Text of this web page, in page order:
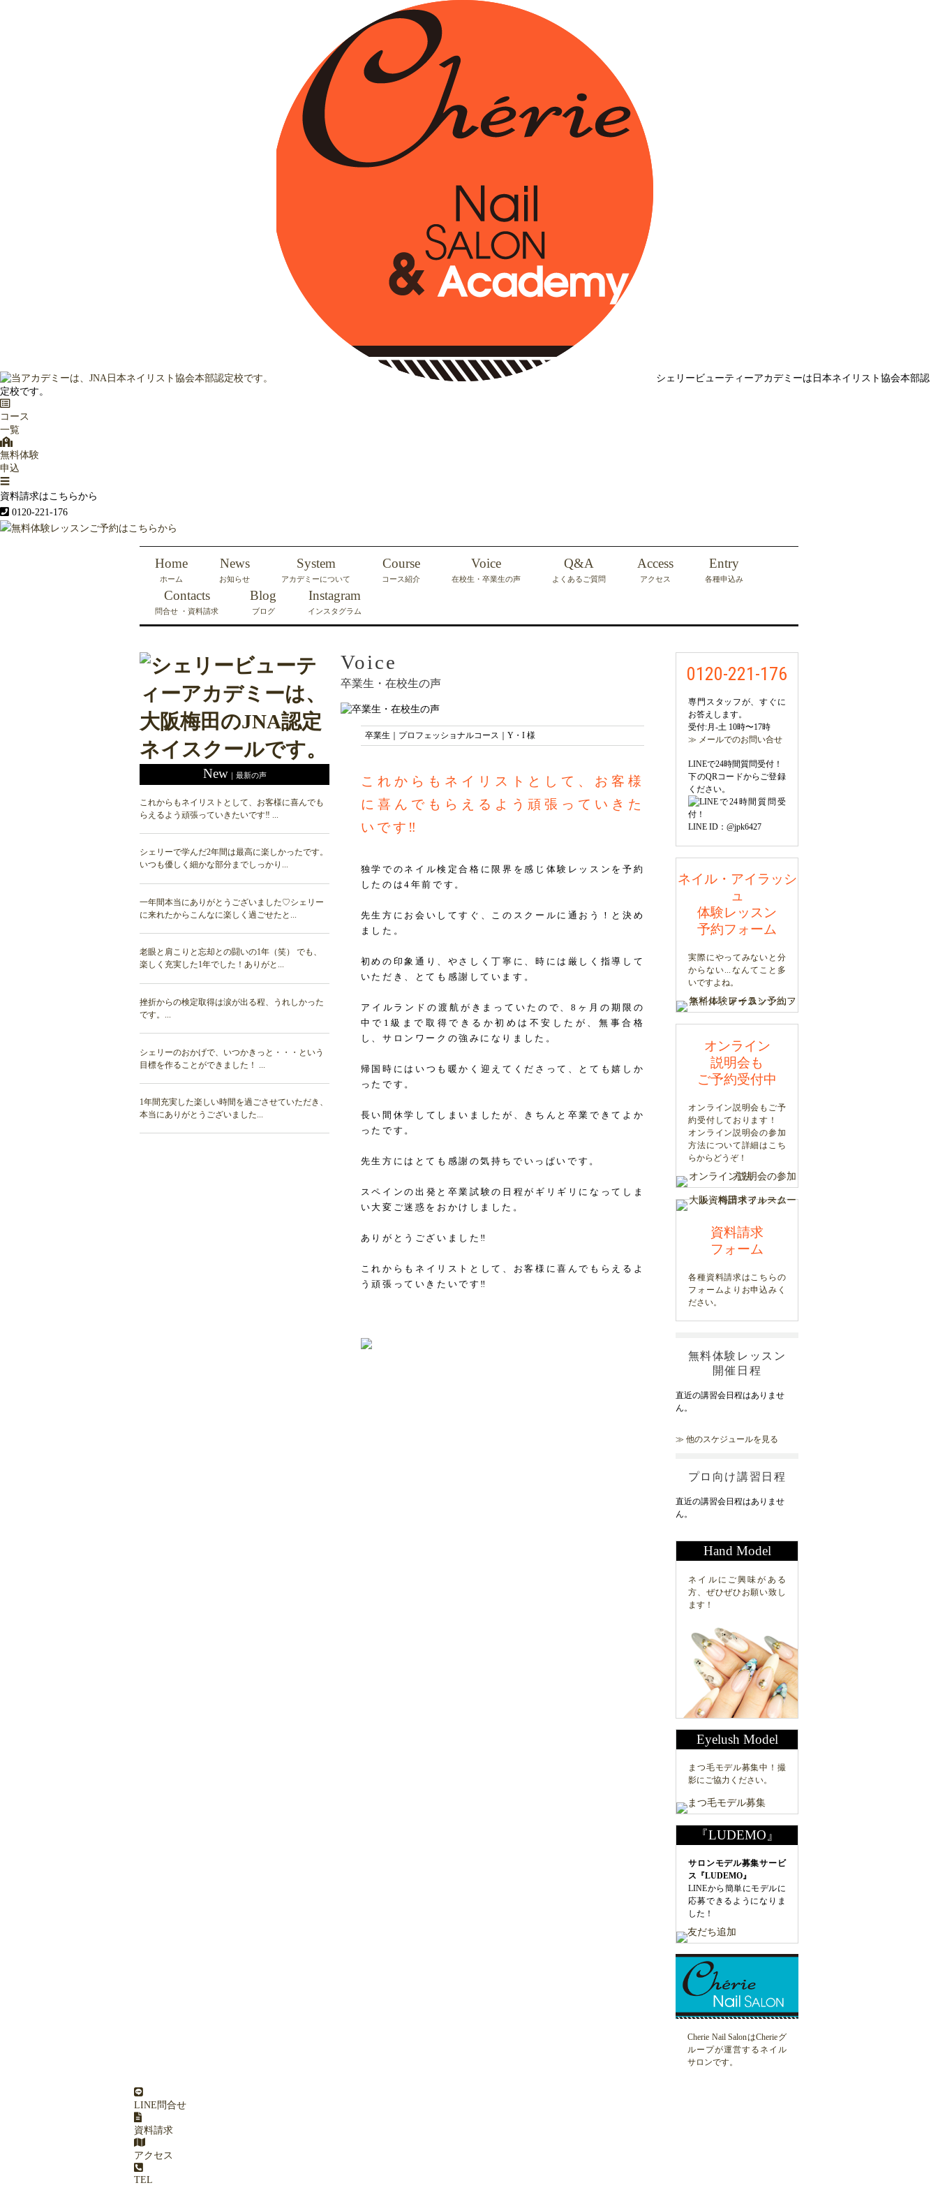
シェリービューティーアカデミーは日本ネイリスト協会本部認
定校です。
コース
一覧
無料体験
申込
☰
資料請求はこちらから
0120-221-176
Home
ホーム
News
お知らせ
System
アカデミーについて
Course
コース紹介
Voice
在校生・卒業生の声
Q&A
よくあるご質問
Access
アクセス
Entry
各種申込み
Contacts
問合せ ・資料請求
Blog
ブログ
Instagram
インスタグラム
New｜最新の声
これからもネイリストとして、お客様に喜んでも
らえるよう頑張っていきたいです‼ ...
シェリーで学んだ2年間は最高に楽しかったです。
いつも優しく細かな部分までしっかり...
一年間本当にありがとうございました♡シェリー
に来れたからこんなに楽しく過ごせたと...
老眼と肩こりと忘却との闘いの1年（笑） でも、
楽しく充実した1年でした！ありがと...
挫折からの検定取得は涙が出る程、うれしかった
です。...
シェリーのおかげで、いつかきっと・・・という
目標を作ることができました！ ...
1年間充実した楽しい時間を過ごさせていただき、
本当にありがとうございました...
Voice
卒業生・在校生の声
卒業生｜プロフェッショナルコース｜Y・I 様
これからもネイリストとして、お客様
に喜んでもらえるよう頑張っていきた
いです‼
独学でのネイル検定合格に限界を感じ体験レッスンを予約
したのは4年前です。
先生方にお会いしてすぐ、このスクールに通おう！と決め
ました。
初めの印象通り、やさしく丁寧に、時には厳しく指導して
いただき、とても感謝しています。
アイルランドの渡航がきまっていたので、8ヶ月の期限の
中で1級まで取得できるか初めは不安したが、無事合格
し、サロンワークの強みになりました。
帰国時にはいつも暖かく迎えてくださって、とても嬉しか
ったです。
長い間休学してしまいましたが、きちんと卒業できてよか
ったです。
先生方にはとても感謝の気持ちでいっぱいです。
スペインの出発と卒業試験の日程がギリギリになってしま
い大変ご迷惑をおかけしました。
ありがとうございました‼
これからもネイリストとして、お客様に喜んでもらえるよ
う頑張っていきたいです‼
0120-221-176
専門スタッフが、すぐに
お答えします。
受付:月-土 10時〜17時
≫ メールでのお問い合せ
LINEで24時間質問受付！
下のQRコードからご登録
ください。
LINE ID：@jpk6427
ネイル・アイラッシ
ュ
体験レッスン
予約フォーム
実際にやってみないと分
からない...なんてこと多
いですよね。
オンライン
説明会も
ご予約受付中
オンライン説明会もご予
約受付しております！
オンライン説明会の参加
方法について詳細はこち
らからどうぞ！
資料請求
フォーム
各種資料請求はこちらの
フォームよりお申込みく
ださい。
無料体験レッスン
開催日程
直近の講習会日程はありませ
ん。
≫ 他のスケジュールを見る
プロ向け講習日程
直近の講習会日程はありませ
ん。
Hand Model
ネイルにご興味がある
方、ぜひぜひお願い致し
ます！
Eyelush Model
まつ毛モデル募集中！撮
影にご協力ください。
『LUDEMO』
サロンモデル募集サービ
ス『LUDEMO』
LINEから簡単にモデルに
応募できるようになりま
した！
Cherie Nail SalonはCherieグ
ループが運営するネイル
サロンです。
LINE問合せ
資料請求
アクセス
TEL